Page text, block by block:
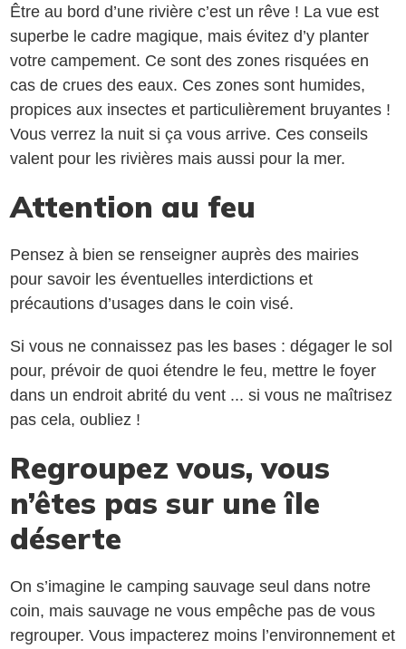
Être au bord d’une rivière c’est un rêve ! La vue est
superbe le cadre magique, mais évitez d’y planter
votre campement. Ce sont des zones risquées en
cas de crues des eaux. Ces zones sont humides,
propices aux insectes et particulièrement bruyantes !
Vous verrez la nuit si ça vous arrive. Ces conseils
valent pour les rivières mais aussi pour la mer.
Attention au feu
Pensez à bien se renseigner auprès des mairies
pour savoir les éventuelles interdictions et
précautions d’usages dans le coin visé.
Si vous ne connaissez pas les bases : dégager le sol
pour, prévoir de quoi étendre le feu, mettre le foyer
dans un endroit abrité du vent ... si vous ne maîtrisez
pas cela, oubliez !
Regroupez vous, vous
n’êtes pas sur une île
déserte
On s’imagine le camping sauvage seul dans notre
coin, mais sauvage ne vous empêche pas de vous
regrouper. Vous impacterez moins l’environnement et